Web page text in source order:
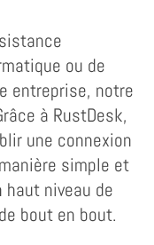
ou de
entreprise, notre
à RustDesk,
une connexion
simple et
niveau de
bout en bout.